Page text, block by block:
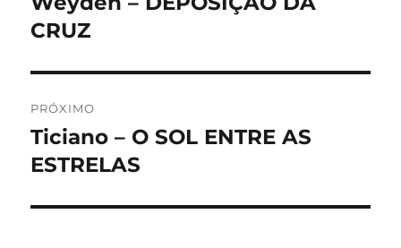
Post
anterior:
CRUZ
PRÓXIMO
Próximo
post:
Ticiano – O SOL ENTRE AS
ESTRELAS